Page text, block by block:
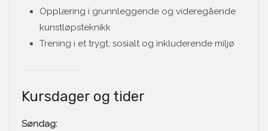
Opplæring i grunnleggende og videregående
kunstløpsteknikk
Trening i et trygt, sosialt og inkluderende miljø
Kursdager og tider
Søndag: